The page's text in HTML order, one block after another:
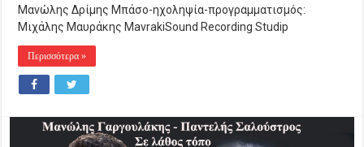
Μανώλης Δρίμης Μπάσο-ηχοληψία-προγραμματισμός:
Μιχάλης Μαυράκης MavrakiSound Recording Studip
Περισσότερα »